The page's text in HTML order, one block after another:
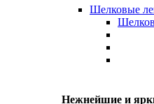
Шелковые
Нежнейшие и